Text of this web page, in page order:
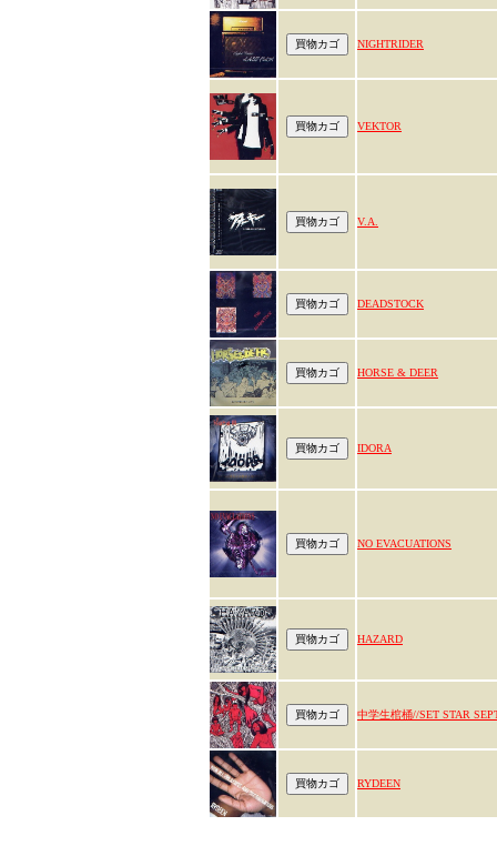
NIGHTRIDER
VEKTOR
V.A.
DEADSTOCK
HORSE & DEER
IDORA
NO EVACUATIONS
HAZARD
中学生棺桶//SET STAR
RYDEEN